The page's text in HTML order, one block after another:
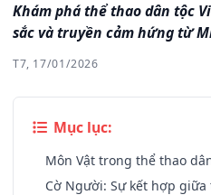
Khám phá thể thao dân tộc
sắc và truyền cảm hứng từ
T7, 17/01/2026
Mục lục:
Môn Vật trong thể thao
Cờ Người: Sự kết hợp